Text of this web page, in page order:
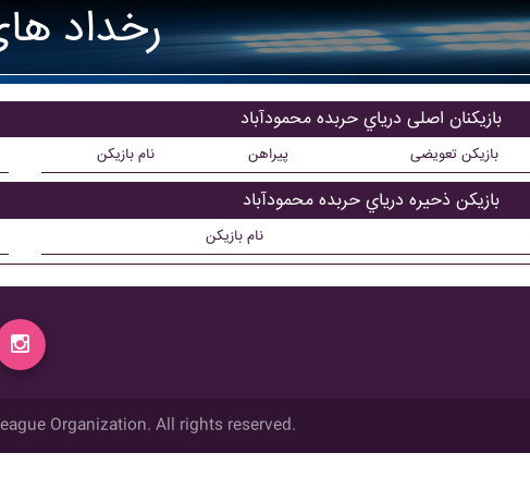
رخداد
بازیکنان اصلی درياي حربده محمودآباد
نام بازیکن پیراهن بازیکن تعویضی
بازیکن ذحیره درياي حربده محمودآباد
نام بازیکن
Organization. All rights reserved.